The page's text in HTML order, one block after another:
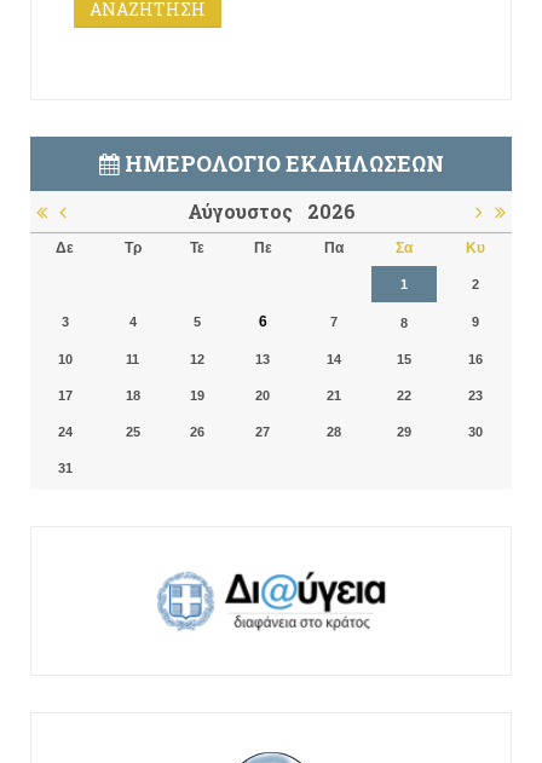
ΗΜΕΡΟΛΌΓΙΟ ΕΚΔΗΛΏΣΕΩΝ
Αύγουστος 2026
Δε Τρ Τε Πε Πα Σα Κυ
1 2
3 4 5 6 7 8 9
10 11 12 13 14 15 16
17 18 19 20 21 22 23
24 25 26 27 28 29 30
31